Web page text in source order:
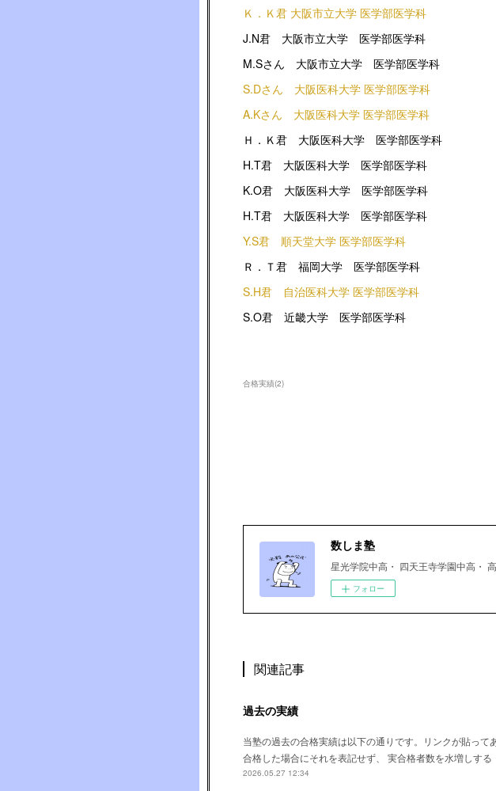
Ｋ．Ｋ君 大阪市立大学 医学部医学科
J.N君 大阪市立大学 医学部医学科
M.Sさん 大阪市立大学 医学部医学科
S.Dさん 大阪医科大学 医学部医学科
A.Kさん 大阪医科大学 医学部医学科
Ｈ．Ｋ君 大阪医科大学 医学部医学科
H.T君 大阪医科大学 医学部医学科
K.O君 大阪医科大学 医学部医学科
H.T君 大阪医科大学 医学部医学科
Y.S君 順天堂大学 医学部医学科
Ｒ．Ｔ君 福岡大学 医学部医学科
S.H君 自治医科大学 医学部医学科
S.O君 近畿大学 医学部医学科
合格実績(2)
数しま塾
星光学院中高・ 四天王寺学園中高・
フォロー
関連記事
過去の実績
当塾の過去の合格実績は以下の通りです。リンクが貼っ
合格した場合にそれを表記せず、 実合格者数を水増しす
2026.05.27 12:34